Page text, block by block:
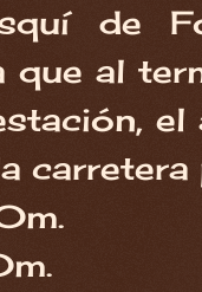
de
que al
el
carretera